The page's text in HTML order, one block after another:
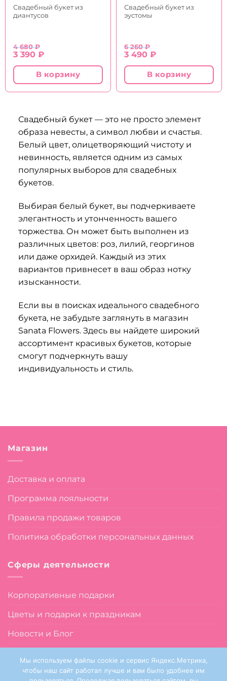
Свадебный букет из
диантусов
4 680₽
Первоначальная
составляла
680 ₽.
3 390 ₽
Текущая
3
390 ₽.В корзину
Свадебный букет из
эустомы
6 260₽
Первоначальная
составляла
260 ₽.
3 490 ₽
Текущая
3
490 ₽.В корзину
Свадебный букет — это не просто элемент
образа невесты, а символ любви и счастья.
Белый цвет, олицетворяющий чистоту и
невинность, является одним из самых
популярных выборов для свадебных
букетов.
Выбирая белый букет, вы подчеркиваете
элегантность и утонченность вашего
торжества. Он может быть выполнен из
различных цветов: роз, лилий, георгинов
или даже орхидей. Каждый из этих
вариантов привнесет в ваш образ нотку
изысканности.
Если вы в поисках идеального свадебного
букета, не забудьте заглянуть в магазин
Sanata Flowers. Здесь вы найдете широкий
ассортимент красивых букетов, которые
смогут подчеркнуть вашу
индивидуальность и стиль.
Магазин
Доставка и оплата
Программа лояльности
Правила продажи товаров
Политика обработки персональных данных
Сферы деятельности
Корпоративные подарки
Цветы и подарки к праздникам
Новости и Блог
Мы используем файлы cookie и сервис Яндекс.Метрика,
чтобы наш сайт работал лучше и вам было удобнее им